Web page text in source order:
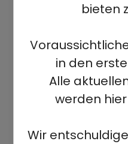
bieten
in den
Alle
werden
Wir